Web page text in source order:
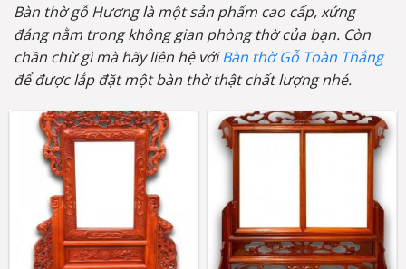
Bàn thờ gỗ Hương là một sản phẩm cao cấp, xứng
đáng nằm trong không gian phòng thờ của bạn. Còn
chần chừ gì mà hãy liên hệ vớiBàn thờ Gỗ Toàn Thắng
để được lắp đặt một bàn thờ thật chất lượng nhé.